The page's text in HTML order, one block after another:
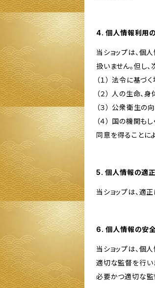
4. 個人情報利用
当ショップは、個
扱いません。但し
（１） 法令に基づ
（２） 人の生命
（３） 公衆衛生
（４） 国の機関
同意を得ることに
5. 個人情報の適
当ショップは、適
6. 個人情報の安
当ショップは、個
適切な監督を行い
必要かつ適切な監